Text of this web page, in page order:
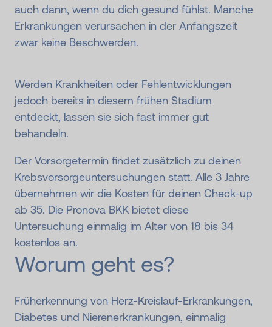
auch dann, wenn du dich gesund fühlst. Manche
Erkrankungen verursachen in der Anfangszeit
zwar keine Beschwerden.
Werden Krankheiten oder Fehlentwicklungen
jedoch bereits in diesem frühen Stadium
entdeckt, lassen sie sich fast immer gut
behandeln.
Der Vorsorgetermin findet zusätzlich zu deinen
Krebsvorsorge­untersuchungen statt. Alle 3 Jahre
übernehmen wir die Kosten für deinen Check-up
ab 35. Die Pronova BKK bietet diese
Untersuchung einmalig im Alter von 18 bis 34
kostenlos an.
Worum geht es?
Früherkennung von Herz-Kreislauf-Erkrankungen,
Diabetes und Nierenerkrankungen, einmalig